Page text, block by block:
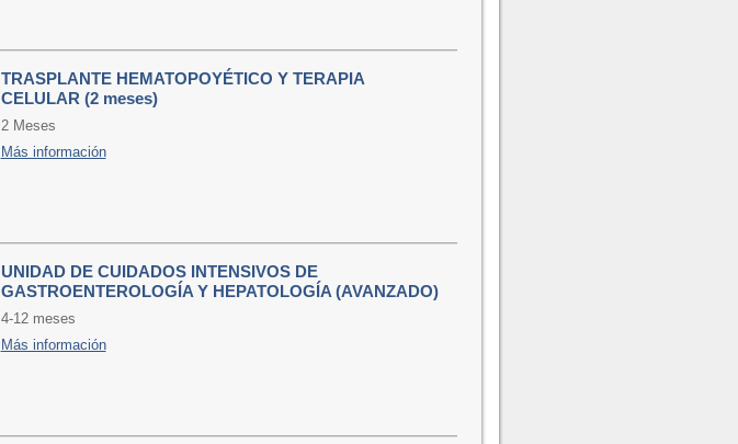
TRASPLANTE HEMATOPOYÉTICO Y TERAPIA
CELULAR (2 meses)
2 Meses
Más información
UNIDAD DE CUIDADOS INTENSIVOS DE
GASTROENTEROLOGÍA Y HEPATOLOGÍA (AVANZADO)
4-12 meses
Más información